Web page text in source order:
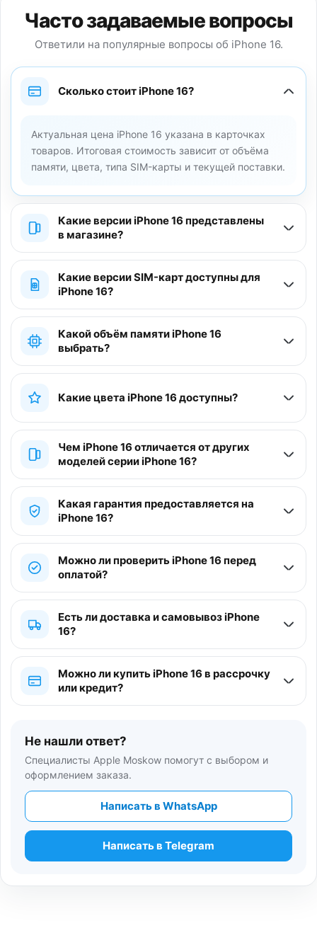
Часто задаваемые вопросы
Ответили на популярные вопросы об iPhone 16.
Сколько стоит iPhone 16?
Актуальная цена iPhone 16 указана в карточках
товаров. Итоговая стоимость зависит от объёма
памяти, цвета, типа SIM-карты и текущей поставки.
Какие версии iPhone 16 представлены
в магазине?
Какие версии SIM-карт доступны для
iPhone 16?
Какой объём памяти iPhone 16
выбрать?
Какие цвета iPhone 16 доступны?
Чем iPhone 16 отличается от других
моделей серии iPhone 16?
Какая гарантия предоставляется на
iPhone 16?
Можно ли проверить iPhone 16 перед
оплатой?
Есть ли доставка и самовывоз iPhone
16?
Можно ли купить iPhone 16 в рассрочку
или кредит?
Не нашли ответ?
Специалисты Apple Moskow помогут с выбором и
оформлением заказа.
Написать в WhatsApp
Написать в Telegram